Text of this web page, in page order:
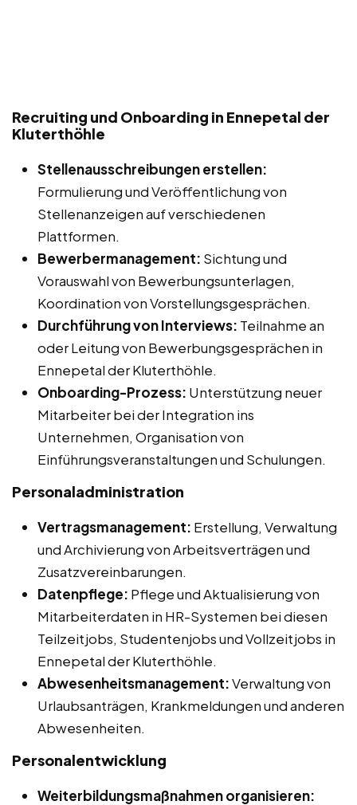
Recruiting und Onboarding in Ennepetal der
Kluterthöhle
Stellenausschreibungen erstellen:
Formulierung und Veröffentlichung von
Stellenanzeigen auf verschiedenen
Plattformen.
Bewerbermanagement: Sichtung und
Vorauswahl von Bewerbungsunterlagen,
Koordination von Vorstellungsgesprächen.
Durchführung von Interviews: Teilnahme an
oder Leitung von Bewerbungsgesprächen in
Ennepetal der Kluterthöhle.
Onboarding-Prozess: Unterstützung neuer
Mitarbeiter bei der Integration ins
Unternehmen, Organisation von
Einführungsveranstaltungen und Schulungen.
Personaladministration
Vertragsmanagement: Erstellung, Verwaltung
und Archivierung von Arbeitsverträgen und
Zusatzvereinbarungen.
Datenpflege: Pflege und Aktualisierung von
Mitarbeiterdaten in HR-Systemen bei diesen
Teilzeitjobs, Studentenjobs und Vollzeitjobs in
Ennepetal der Kluterthöhle.
Abwesenheitsmanagement:Verwaltung von
Urlaubsanträgen, Krankmeldungen und anderen
Abwesenheiten.
Personalentwicklung
Weiterbildungsmaßnahmen organisieren: